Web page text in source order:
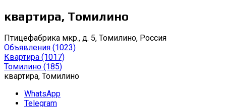
квартира, Томилино
Птицефабрика мкр., д. 5, Томилино, Россия
Объявления (1023)
Квартира (1017)
Томилино (185)
квартира, Томилино
WhatsApp
Telegram